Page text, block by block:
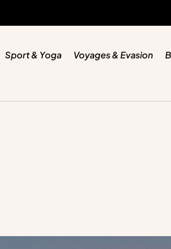
Sport & Yoga Voyages & Evasion